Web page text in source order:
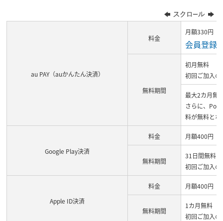
au PAY（auかんたん決済）
料金
月額330円
会員登録
無料期間
初月無料
初回ご加入
最大2カ月無
さらに、
料が無料とな
Google Play決済
料金 月額400円
無料期間
31日間無料
初回ご加入
Apple ID決済
料金 月額400円
無料期間
1カ月無料
初回ご加入